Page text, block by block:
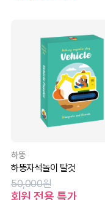
하뚱
하뚱자석놀이 탈것
50,000원
회원 전용 특가